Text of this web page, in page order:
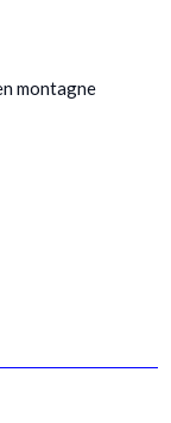
montagne